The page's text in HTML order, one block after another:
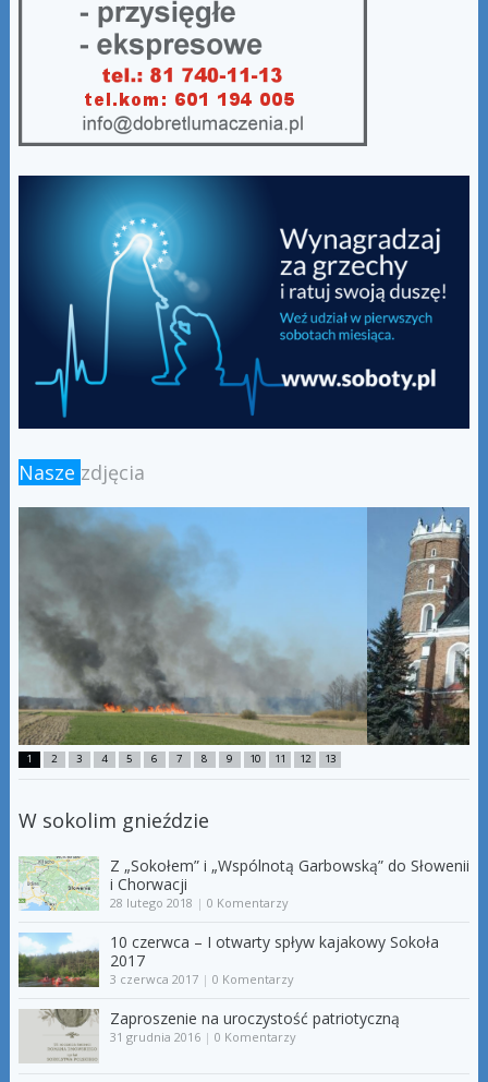
Nasze zdjęcia
1 2 3 4 5 6 7 8 9 10 11 12 13
W sokolim gnieździe
Z „Sokołem” i „Wspólnotą Garbowską” do Słowenii
i Chorwacji
28 lutego 2018 | 0 Komentarzy
10 czerwca – I otwarty spływ kajakowy Sokoła
2017
3 czerwca 2017| 0 Komentarzy
Zaproszenie na uroczystość patriotyczną
31 grudnia 2016| 0 Komentarzy